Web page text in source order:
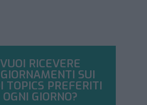
VUOI RICEVERE
SUI
TOPICS PREFERITI
OGNI GIORNO?